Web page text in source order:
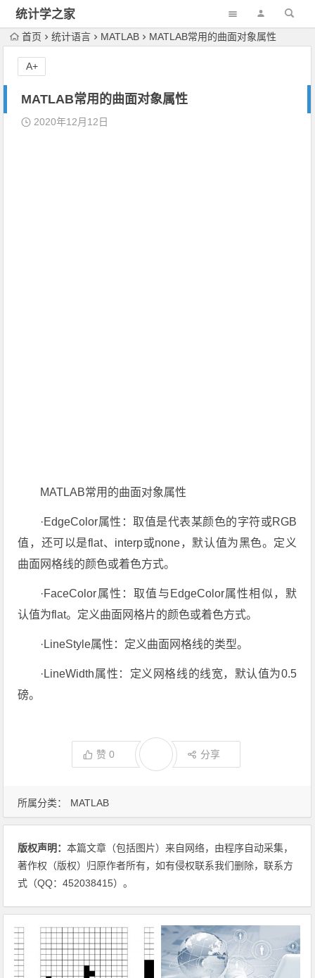
统计学之家
首页 统计语言 MATLAB MATLAB常用的曲面对象属性
MATLAB常用的曲面对象属性
2020年12月12日
MATLAB常用的曲面对象属性
·EdgeColor属性：取值是代表某颜色的字符或RGB
值，还可以是flat、interp或none，默认值为黑色。定义
曲面网格线的颜色或着色方式。
·FaceColor属性：取值与EdgeColor属性相似，默
认值为flat。定义曲面网格片的颜色或着色方式。
·LineStyle属性：定义曲面网格线的类型。
·LineWidth属性：定义网格线的线宽，默认值为0.5
磅。
赞0 分享
A+
所属分类： MATLAB
版权声明：本篇文章（包括图片）来自网络，由程序自动采集，
著作权（版权）归原作者所有，如有侵权联系我们删除，联系方
式（QQ：452038415）。